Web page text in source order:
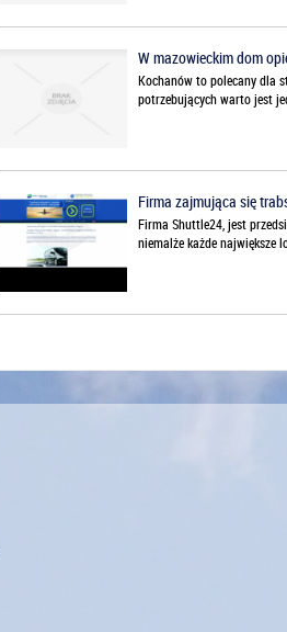
W mazowieckim dom
Kochanów to polecany dla
potrzebujących warto jest
Firma zajmująca się
Firma Shuttle24, jest
niemalże każde największe